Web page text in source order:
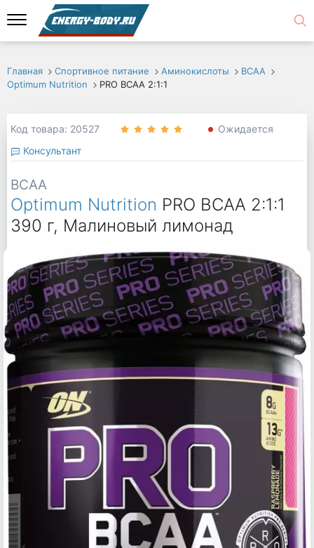
Главная Спортивное питание Аминокислоты
ВСАА
Optimum Nutrition
PRO BCAA 2:1:1
Код товара: 20527
Ожидается
Консультант
BCAA
Optimum Nutrition PRO BCAA 2:1:1
390 г, Малиновый лимонад